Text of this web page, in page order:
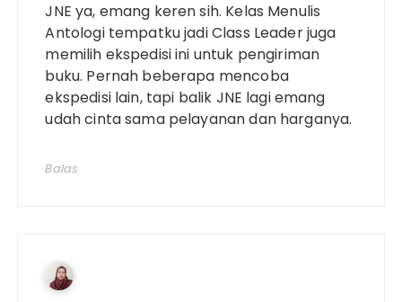
JNE ya, emang keren sih. Kelas Menulis
Antologi tempatku jadi Class Leader juga
memilih ekspedisi ini untuk pengiriman
buku. Pernah beberapa mencoba
ekspedisi lain, tapi balik JNE lagi emang
udah cinta sama pelayanan dan harganya.
Balas